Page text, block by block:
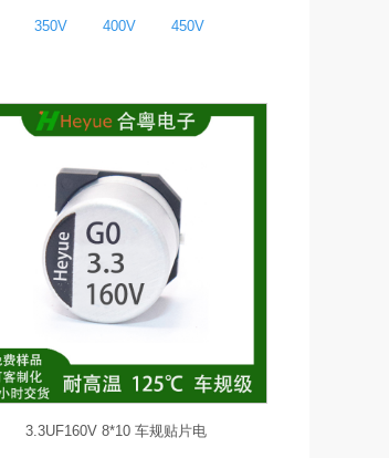
350V 400V 450V
3.3UF160V 8*10 车规贴片电